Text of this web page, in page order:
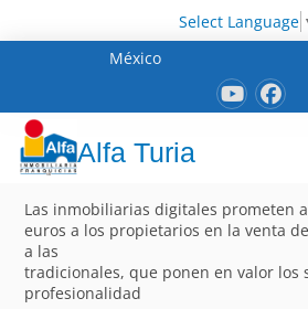
Select Language
México
Alfa Turia
Las inmobiliarias digitales prometen
euros a los propietarios en la venta
a las
tradicionales, que ponen en valor los
profesionalidad